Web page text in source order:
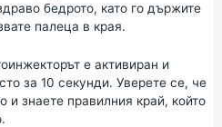
бедрото, като го държите
палеца в края.
е активиран и
за 10 секунди. Уверете се, че
и знаете правилния край, който